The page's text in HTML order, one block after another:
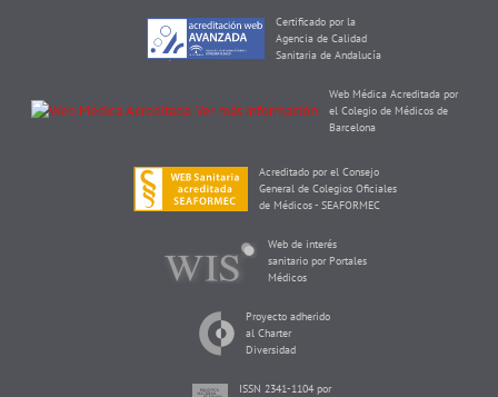
Certificado por la
Agencia de Calidad
Sanitaria de Andalucía
Web Médica Acreditada por
el Colegio de Médicos de
Barcelona
Acreditado por el Consejo
General de Colegios Oficiales
de Médicos - SEAFORMEC
Web de interés
sanitario por Portales
Médicos
Proyecto adherido
al Charter
Diversidad
ISSN 2341-1104 por